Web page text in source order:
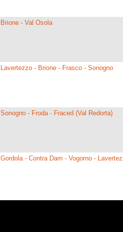
Brione - Val Osola
Lavertezzo - Brione - Frasco - Sonogno
Sonogno - Froda - Fraced (Val Redorta)
Gordola - Contra Dam - Vogorno -